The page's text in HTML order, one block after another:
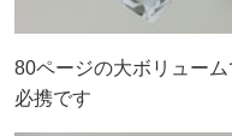
80ページの大ボリュー
必携です